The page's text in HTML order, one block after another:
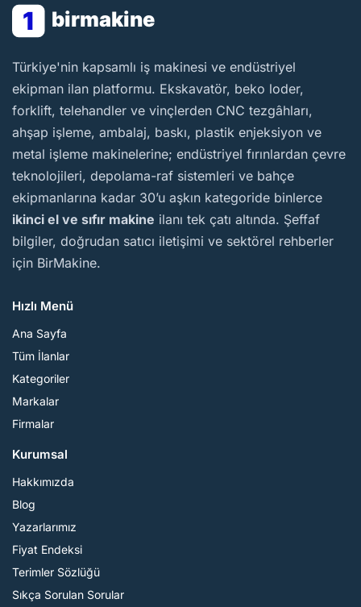
1 birmakine
BirMakine
Türkiye'nin kapsamlı iş makinesi ve endüstriyel
ekipman ilan platformu. Ekskavatör, beko loder,
forklift, telehandler ve vinçlerden CNC tezgâhları,
ahşap işleme, ambalaj, baskı, plastik enjeksiyon ve
metal işleme makinelerine; endüstriyel fırınlardan çevre
teknolojileri, depolama-raf sistemleri ve bahçe
ekipmanlarına kadar 30’u aşkın kategoride binlerce
ikinci el ve sıfır makine ilanı tek çatı altında. Şeffaf
bilgiler, doğrudan satıcı iletişimi ve sektörel rehberler
için BirMakine.
Hızlı Menü
Ana Sayfa
Tüm İlanlar
Kategoriler
Markalar
Firmalar
Kurumsal
Hakkımızda
Blog
Yazarlarımız
Fiyat Endeksi
Terimler Sözlüğü
Sıkça Sorulan Sorular